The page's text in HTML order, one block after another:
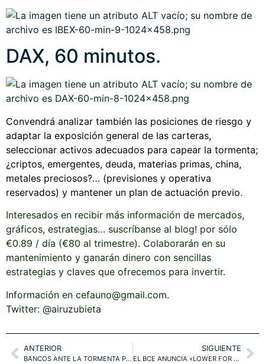
DAX, 60 minutos.
Convendrá analizar también las posiciones de riesgo y
adaptar la exposición general de las carteras,
seleccionar activos adecuados para capear la tormenta;
¿criptos, emergentes, deuda, materias primas, china,
metales preciosos?… (previsiones y operativa
reservados) y mantener un plan de actuación previo.
Interesados en recibir más información de mercados,
gráficos, estrategias… suscríbanse al blog! por sólo
€0.89 / día (€80 al trimestre). Colaborarán en su
mantenimiento y ganarán dinero con sencillas
estrategias y claves que ofrecemos para invertir.
Información en cefauno@gmail.com.
Twitter: @airuzubieta
ANTERIOR
BANCOS ANTE LA TORMENTA PERFECTA. FUNDAMENTALES, TÉCNICOS y ESTRATEGIAS
SIGUIENTE
EL BCE ANUNCIA «LOWER FOR LONGER», ÁNIMO INVERSOR y ALZA DE LOS DETRACTORES